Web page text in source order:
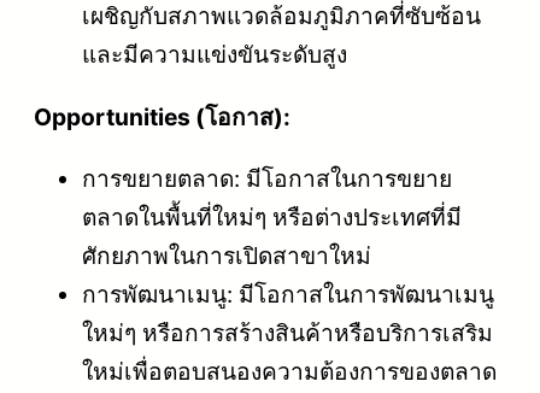
เผชิญกับสภาพแวดล้อมภูมิภาคที่ซับซ้อน
และมีความแข่งขันระดับสูง
Opportunities (โอกาส):
การขยายตลาด: มีโอกาสในการขยาย
ตลาดในพื้นที่ใหม่ๆ หรือต่างประเทศที่มี
ศักยภาพในการเปิดสาขาใหม่
การพัฒนาเมนู: มีโอกาสในการพัฒนาเมนู
ใหม่ๆ หรือการสร้างสินค้าหรือบริการเสริม
ใหม่เพื่อตอบสนองความต้องการของตลาด